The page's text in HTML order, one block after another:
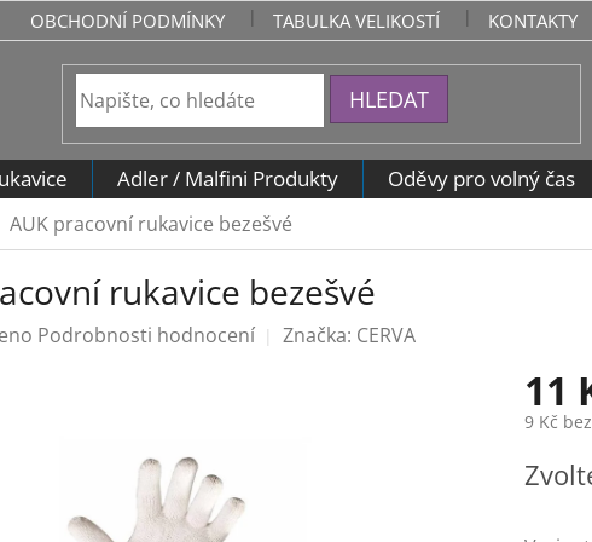
OBCHODNÍ PODMÍNKY TABULKA VELIKOSTÍ KONTAKTY
HLEDAT
Adler / Malfini Produkty Oděvy pro volný čas
AUK pracovní rukavice bezešvé
rukavice bezešvé
Podrobnosti hodnocení Značka: CERVA
11
9 Kč
cena: